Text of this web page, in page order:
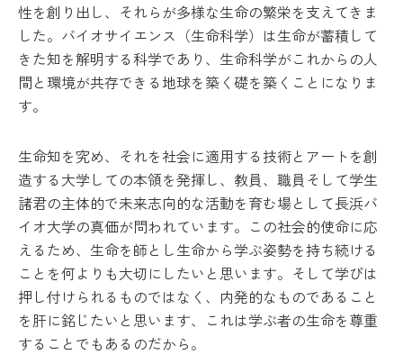
性を創り出し、それらが多様な生命の繁栄を支えてきま
した。バイオサイエンス（生命科学）は生命が蓄積して
きた知を解明する科学であり、生命科学がこれからの人
間と環境が共存できる地球を築く礎を築くことになりま
す。
生命知を究め、それを社会に適用する技術とアートを創
造する大学しての本領を発揮し、教員、職員そして学生
諸君の主体的で未来志向的な活動を育む場として長浜バ
イオ大学の真価が問われています。この社会的使命に応
えるため、生命を師とし生命から学ぶ姿勢を持ち続ける
ことを何よりも大切にしたいと思います。そして学びは
押し付けられるものではなく、内発的なものであること
を肝に銘じたいと思います、これは学ぶ者の生命を尊重
することでもあるのだから。